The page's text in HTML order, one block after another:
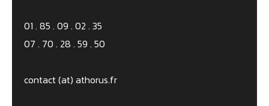
01 . 85 . 09 . 02 . 35
07 . 70 . 28 . 59 . 50
contact (at) athorus.fr